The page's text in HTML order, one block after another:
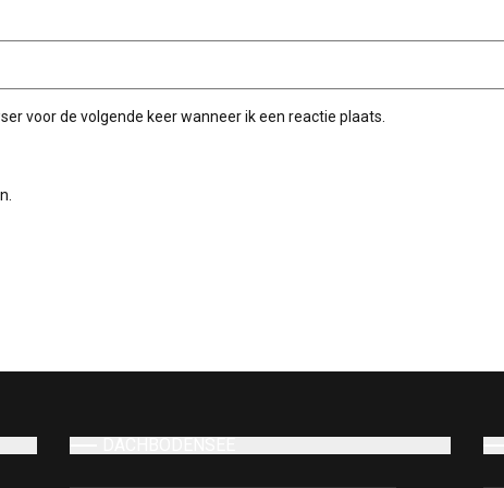
voor de volgende keer wanneer ik een reactie plaats.